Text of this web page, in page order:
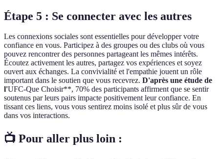
Étape 5 : Se connecter avec les autres
Les connexions sociales sont essentielles pour développer votre
confiance en vous. Participez à des groupes ou des clubs où vous
pouvez rencontrer des personnes partageant les mêmes intérêts.
Écoutez activement les autres, partagez vos expériences et soyez
ouvert aux échanges. La convivialité et l'empathie jouent un rôle
important dans le soutien que vous recevrez. D'après une étude de
l'UFC-Que Choisir**, 70% des participants affirment que se sentir
soutenus par leurs pairs impacte positivement leur confiance. En
tissant ces liens, vous vous sentirez moins isolé et plus sûr de vous
dans vos interactions.
📺 Pour aller plus loin :